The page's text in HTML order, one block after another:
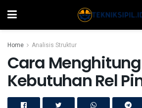
Home Analisis Struktur
Cara Menghitung
Kebutuhan Rel